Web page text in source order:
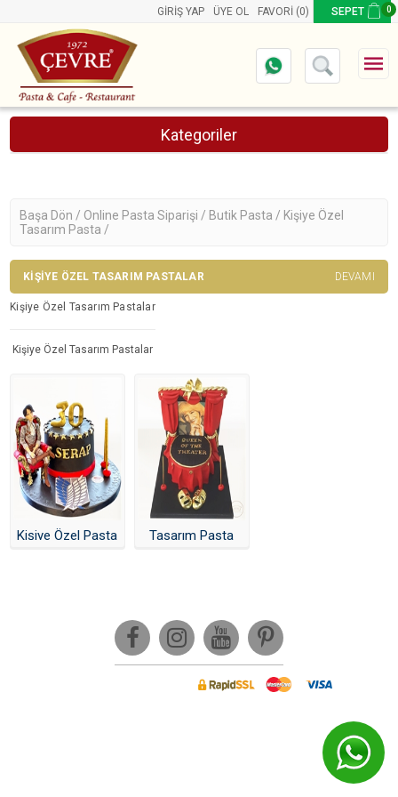
GIRIŞ YAP ÜYE OL FAVORI (0) SEPET 0
Kategoriler
Aynı Gün Teslimat Pastalar
Butik Pasta
Retro Pastalar
Wednesday Pasta
Kalp Pasta
Kuromi Pasta
Doğum Günü Pastası
Yapay Zeka Pasta Tasarımları
Fenerbahçe Pastası
Galatasaray Pastası
Stitch Pastası
Beşiktaş Pastası
Halloween Pasta
Taraftar Pastası
Mezuniyet Pasta
Başa Dön / Online Pasta Siparişi / Butik Pasta / Kişiye Özel
Tasarım Pasta /
KIŞIYE ÖZEL TASARIM PASTALAR DEVAMI
Kişiye Özel Tasarım Pastalar
kişiye özel tasarım pastalar, Kişiye özel tasarım pasta, kişiye özel tasarım
Kişiye Özel Tasarım Pastalar
Kişiye Özel Pasta Tasarım Pasta